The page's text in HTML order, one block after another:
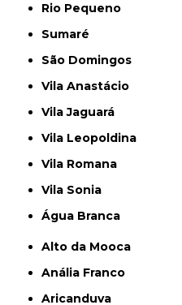
Rio Pequeno
Sumaré
São Domingos
Vila Anastácio
Vila Jaguará
Vila Leopoldina
Vila Romana
Vila Sonia
Água Branca
Alto da Mooca
Anália Franco
Aricanduva